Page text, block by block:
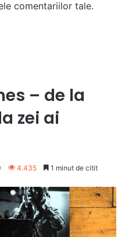
comentariilor tale.